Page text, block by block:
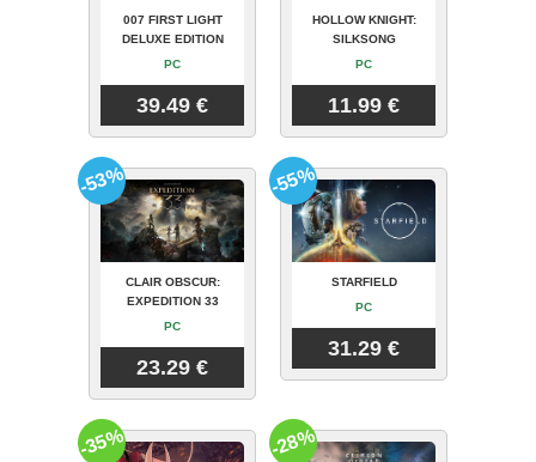
007 FIRST LIGHT
DELUXE EDITION
PC
39.49 €
HOLLOW KNIGHT:
SILKSONG
PC
11.99 €
CLAIR OBSCUR:
EXPEDITION 33
PC
23.29 €
-53%
STARFIELD
PC
31.29 €
-55%
-35% -28%